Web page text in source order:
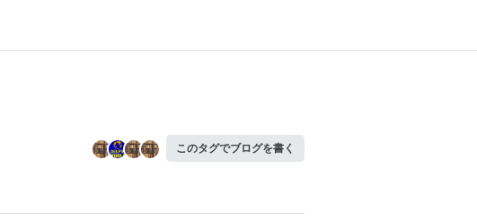
このタグでブログを書く